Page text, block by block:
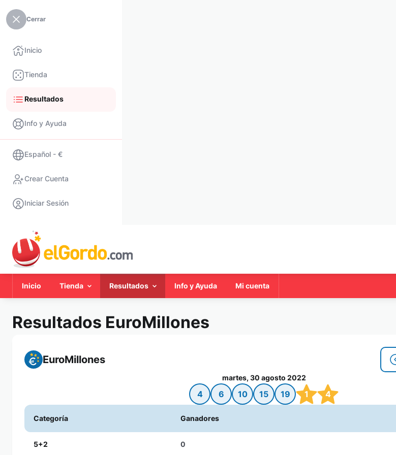
Cerrar
Inicio
Tienda
Resultados
Info y Ayuda
Español - €
Crear Cuenta
Iniciar Sesión
Inicio Tienda Resultados Info y Ayuda Mi cuenta
Resultados EuroMillones
EuroMillones
martes, 30 agosto 2022
4 6 10 15 19 1 4
Categoría Ganadores
5+2 0